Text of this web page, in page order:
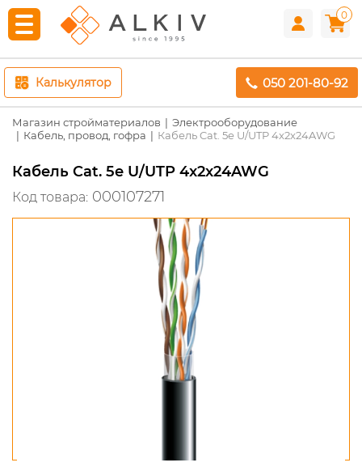
0
Калькулятор 050 201-80-92
Магазин стройматериалов
Электрооборудование
Кабель, провод, гофра
Кабель Cat. 5e U/UTP 4x2x24AWG
Кабель Cat. 5e U/UTP 4x2x24AWG
Код товара: 000107271